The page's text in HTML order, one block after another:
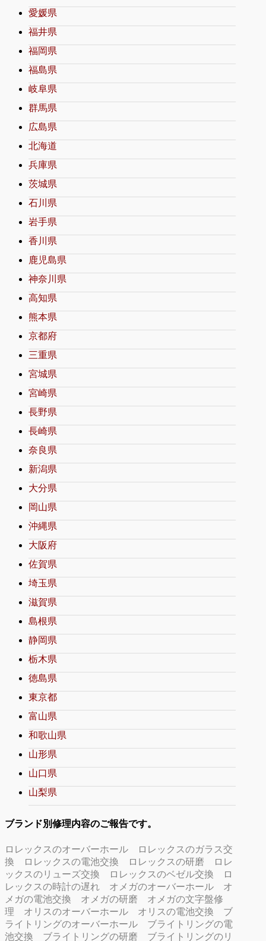
愛媛県
福井県
福岡県
福島県
岐阜県
群馬県
広島県
北海道
兵庫県
茨城県
石川県
岩手県
香川県
鹿児島県
神奈川県
高知県
熊本県
京都府
三重県
宮城県
宮崎県
長野県
長崎県
奈良県
新潟県
大分県
岡山県
沖縄県
大阪府
佐賀県
埼玉県
滋賀県
島根県
静岡県
栃木県
徳島県
東京都
富山県
和歌山県
山形県
山口県
山梨県
ブランド別修理内容のご報告です。
ロレックスのオーバーホール
ロレックスのガラス交
換
ロレックスの電池交換 ロレックスの研磨
ロレ
ックスのリューズ交換
ロレックスのベゼル交換
ロ
レックスの時計の遅れ
オメガのオーバーホール
オ
メガの電池交換
オメガの研磨
オメガの文字盤修
理
オリスのオーバーホール オリスの電池交換
ブ
ライトリングのオーバーホール
ブライトリングの電
池交換
ブライトリングの研磨 ブライトリングのリ